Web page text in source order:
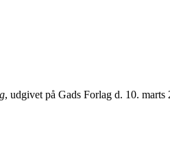
, udgivet på Gads Forlag d. 10.